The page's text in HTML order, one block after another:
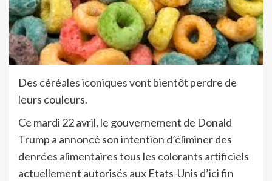
Des céréales iconiques vont bientôt perdre de
leurs couleurs.
Ce mardi 22 avril, le gouvernement de Donald
Trump a annoncé son intention d’éliminer des
denrées alimentaires tous les colorants artificiels
actuellement autorisés aux Etats-Unis d’ici fin